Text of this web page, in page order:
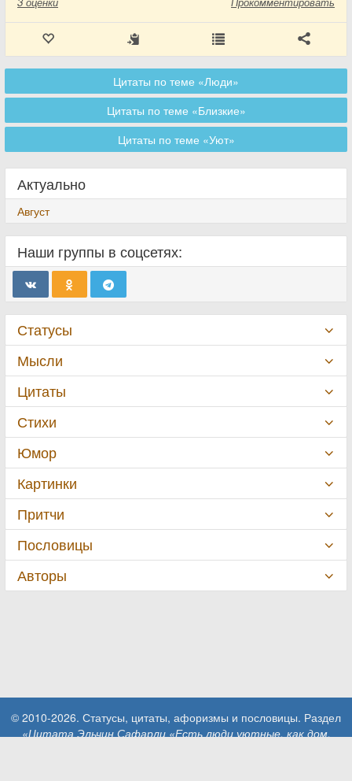
Цитаты по теме «Люди»
Цитаты по теме «Близкие»
Цитаты по теме «Уют»
Актуально
Август
Наши группы в соцсетях:
Статусы
Мысли
Цитаты
Стихи
Юмор
Картинки
Притчи
Пословицы
Авторы
© 2010-2026. Статусы, цитаты, афоризмы и пословицы. Раздел
«Цитата Эльчин Сафарли «Есть люди уютные, как дом.